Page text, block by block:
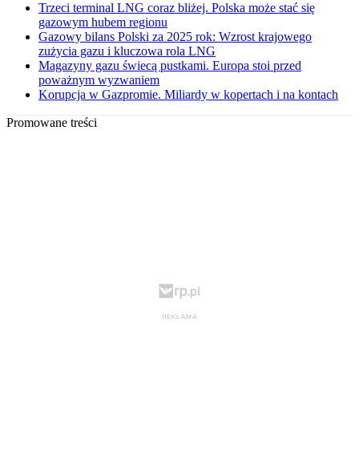
Trzeci terminal LNG coraz bliżej. Polska może stać się
gazowym hubem regionu
Gazowy bilans Polski za 2025 rok: Wzrost krajowego
zużycia gazu i kluczowa rola LNG
Magazyny gazu świecą pustkami. Europa stoi przed
poważnym wyzwaniem
Korupcja w Gazpromie. Miliardy w kopertach i na kontach
Promowane treści